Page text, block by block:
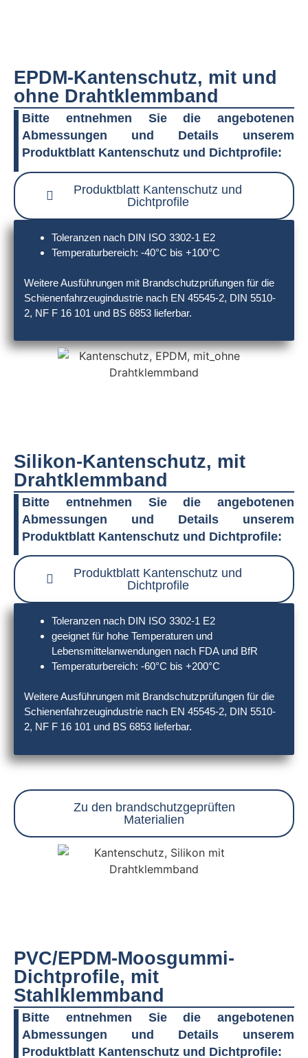
EPDM-Kantenschutz, mit und
ohne Drahtklemmband
Bitte entnehmen Sie die angebotenen
Abmessungen und Details unserem
Produktblatt Kantenschutz und Dichtprofile:
Produktblatt Kantenschutz und
Dichtprofile
Toleranzen nach DIN ISO 3302-1 E2
Temperaturbereich: -40°C bis +100°C
Weitere Ausführungen mit Brandschutzprüfungen für die
Schienenfahrzeugindustrie nach EN 45545-2, DIN 5510-
2, NF F 16 101 und BS 6853 lieferbar.
Silikon-Kantenschutz, mit
Drahtklemmband
Bitte entnehmen Sie die angebotenen
Abmessungen und Details unserem
Produktblatt Kantenschutz und Dichtprofile:
Produktblatt Kantenschutz und
Dichtprofile
Toleranzen nach DIN ISO 3302-1 E2
geeignet für hohe Temperaturen und
Lebensmittelanwendungen nach FDA und BfR
Temperaturbereich: -60°C bis +200°C
Weitere Ausführungen mit Brandschutzprüfungen für die
Schienenfahrzeugindustrie nach EN 45545-2, DIN 5510-
2, NF F 16 101 und BS 6853 lieferbar.
Zu den brandschutzgeprüften
Materialien
PVC/EPDM-Moosgummi-
Dichtprofile, mit
Stahlklemmband
Bitte entnehmen Sie die angebotenen
Abmessungen und Details unserem
Produktblatt Kantenschutz und Dichtprofile: